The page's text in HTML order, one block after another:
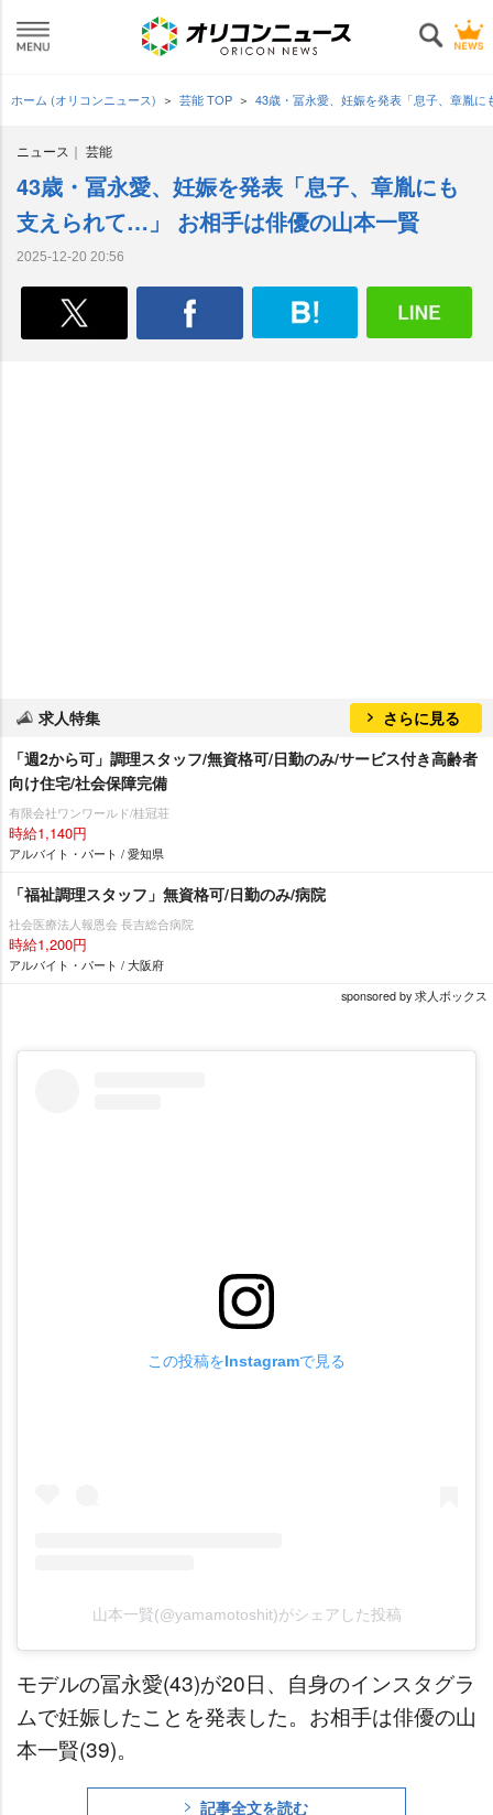
ホーム (オリコンニュース) 芸能 TOP 43歳・冨永愛、妊娠を発表「息子、章胤
ニュース 芸能
43歳・冨永愛、妊娠を発表「息子、章胤にも
支えられて…」 お相手は俳優の山本一賢
2025-12-20 20:56
求人特集
さらに見る
「週2から可」調理スタッフ/無資格可/日勤のみ/サービス付き高齢者
向け住宅/社会保障完備
有限会社ワンワールド/桂冠荘
時給1,140円
アルバイト・パート / 愛知県
「福祉調理スタッフ」無資格可/日勤のみ/病院
社会医療法人報恩会 長吉総合病院
時給1,200円
アルバイト・パート / 大阪府
sponsored by 求人ボックス
この投稿をInstagramで見る
山本一賢(@yamamotoshit)がシェアした投稿
モデルの冨永愛(43)が20日、自身のインスタグラ
ムで妊娠したことを発表した。お相手は俳優の山
本一賢(39)。
記事全文を読む